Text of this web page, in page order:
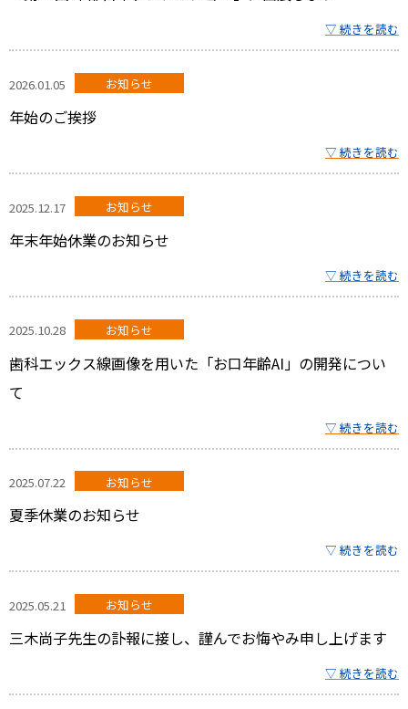
▽ 続きを読む
2026.01.05 お知らせ
年始のご挨拶
▽ 続きを読む
2025.12.17 お知らせ
年末年始休業のお知らせ
▽ 続きを読む
2025.10.28 お知らせ
歯科エックス線画像を用いた「お口年齢AI」の開発につい
て
▽ 続きを読む
2025.07.22 お知らせ
夏季休業のお知らせ
▽ 続きを読む
2025.05.21 お知らせ
三木尚子先生の訃報に接し、謹んでお悔やみ申し上げます
▽ 続きを読む